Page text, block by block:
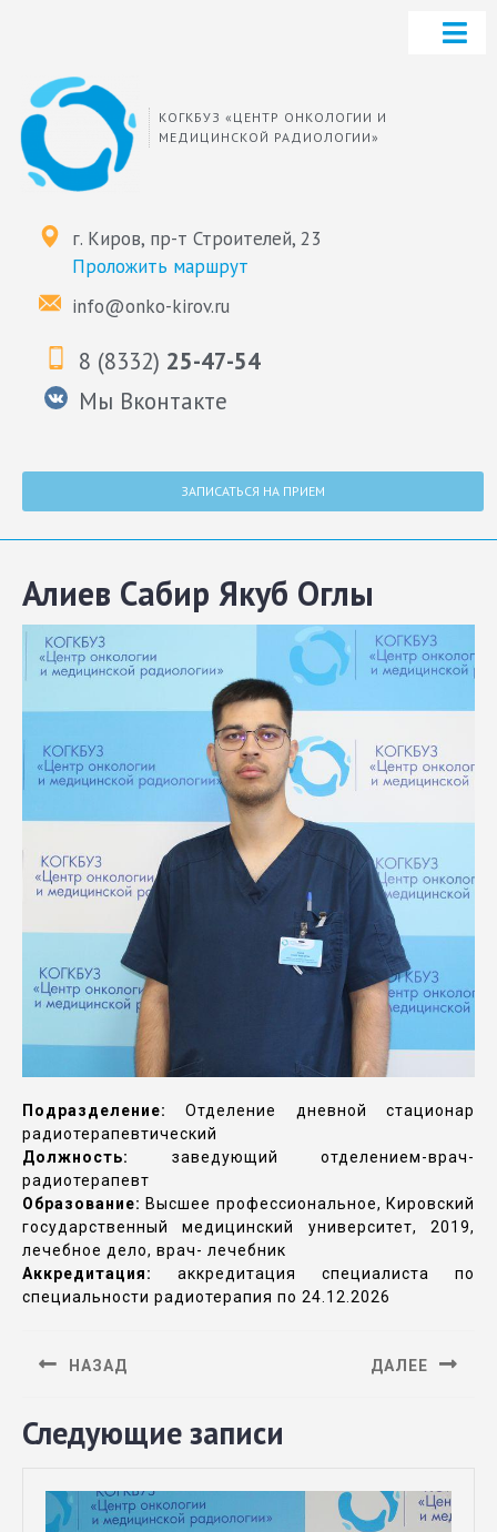
КОГКБУЗ «ЦЕНТР ОНКОЛОГИИ И
МЕДИЦИНСКОЙ РАДИОЛОГИИ»
г. Киров, пр-т Строителей, 23
Проложить маршрут
info@onko-kirov.ru
8 (8332) 25-47-54
Мы Вконтакте
ЗАПИСАТЬСЯ НА ПРИЕМ
Алиев Сабир Якуб Оглы
Подразделение:Отделение дневной стационар
радиотерапевтический
Должность: заведующий отделением-врач-
радиотерапевт
Образование: Высшее профессиональное, Кировский
государственный медицинский университет, 2019,
лечебное дело, врач- лечебник
Аккредитация: аккредитация специалиста по
специальности радиотерапия по 24.12.2026
НАЗАД ДАЛЕЕ
Следующие записи